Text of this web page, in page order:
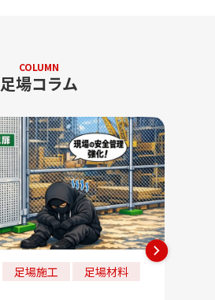
COLUMN
足場コラム
足場施工
足場材料